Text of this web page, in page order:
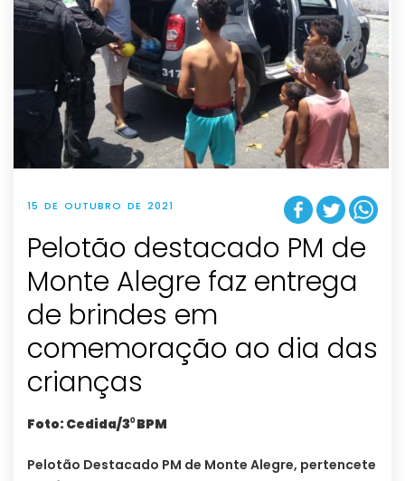
15 DE OUTUBRO DE 2021
Pelotão destacado PM de
Monte Alegre faz entrega
de brindes em
comemoração ao dia das
crianças
Foto: Cedida/3⁰ BPM
Pelotão Destacado PM de Monte Alegre, pertencete